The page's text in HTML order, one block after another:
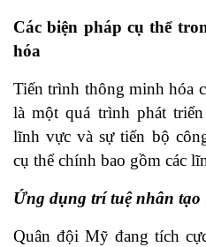
Các biện pháp cụ thể
hóa
Tiến trình thông minh hóa
là một quá trình phát
lĩnh vực và sự tiến bộ
cụ thể chính bao gồm các
Ứng dụng trí tuệ nhân tạo
Quân đội Mỹ đang tích